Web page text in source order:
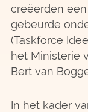
creëerden
gebeurde
(Taskforce
het Ministerie
Bert van
In het kader